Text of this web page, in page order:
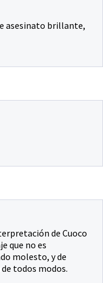
asesinato brillante,
de Cuoco
que no es
molesto, y de
todos modos.